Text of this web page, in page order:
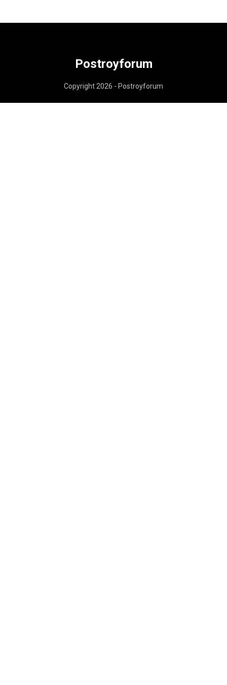
Postroyforum
Copyright 2026 - Postroyforum